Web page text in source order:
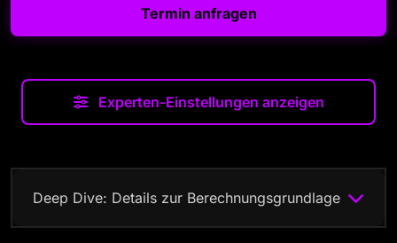
Termin anfragen
Experten-Einstellungen anzeigen
Deep Dive: Details zur Berechnungsgrundlage